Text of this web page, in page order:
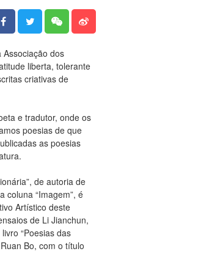
Associação dos
liberta, tolerante
criativas de
e tradutor, onde os
poesias de que
as poesias
de autoria de
coluna “Imagem”, é
Artístico deste
de Li Jianchun,
“Poesias das
Bo, com o título